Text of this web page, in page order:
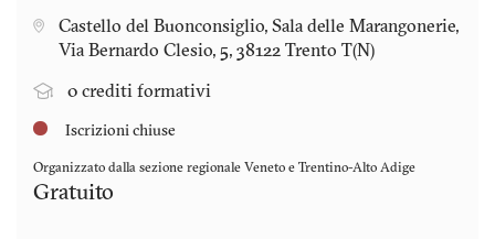
Castello del Buonconsiglio, Sala delle Marangonerie,
Via Bernardo Clesio, 5, 38122 Trento T(N)
0 crediti formativi
Iscrizioni chiuse
Organizzato dalla sezione regionale Veneto e Trentino-Alto Adige
Gratuito